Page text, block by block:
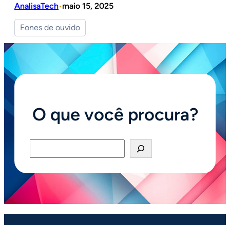
AnalisaTech•maio 15, 2025
Fones de ouvido
O que você procura?